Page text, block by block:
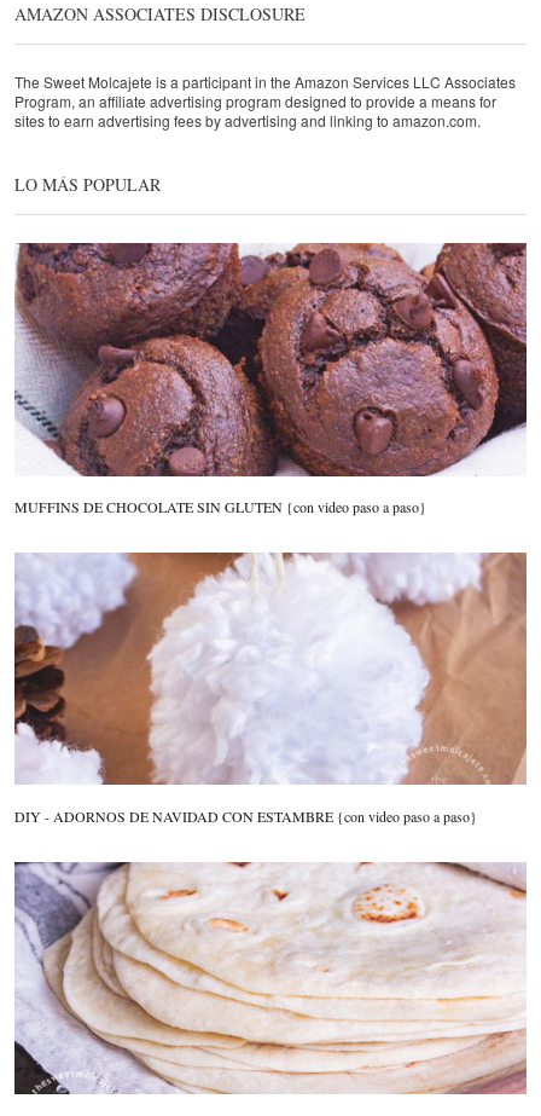
AMAZON ASSOCIATES DISCLOSURE
The Sweet Molcajete is a participant in the Amazon Services LLC Associates
Program, an affiliate advertising program designed to provide a means for
sites to earn advertising fees by advertising and linking to amazon.com.
LO MÁS POPULAR
MUFFINS DE CHOCOLATE SIN GLUTEN {con video paso a paso}
DIY - ADORNOS DE NAVIDAD CON ESTAMBRE {con video paso a paso}